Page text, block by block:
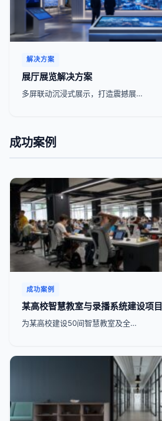
解决方案
展厅展览解决方案
多屏联动沉浸式展示，打造震撼展…
成功案例
成功案例
某高校智慧教室与录播系统建设项目
为某高校建设50间智慧教室及全…